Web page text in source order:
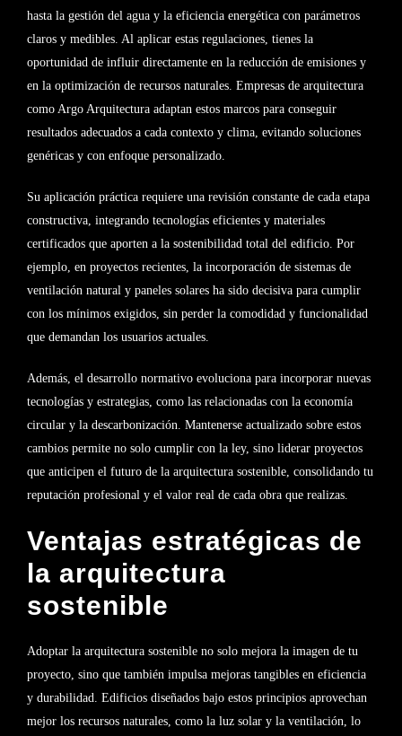
hasta la gestión del agua y la eficiencia energética con parámetros
claros y medibles. Al aplicar estas regulaciones, tienes la
oportunidad de influir directamente en la reducción de emisiones y
en la optimización de recursos naturales. Empresas de arquitectura
como Argo Arquitectura adaptan estos marcos para conseguir
resultados adecuados a cada contexto y clima, evitando soluciones
genéricas y con enfoque personalizado.
Su aplicación práctica requiere una revisión constante de cada etapa
constructiva, integrando tecnologías eficientes y materiales
certificados que aporten a la sostenibilidad total del edificio. Por
ejemplo, en proyectos recientes, la incorporación de sistemas de
ventilación natural y paneles solares ha sido decisiva para cumplir
con los mínimos exigidos, sin perder la comodidad y funcionalidad
que demandan los usuarios actuales.
Además, el desarrollo normativo evoluciona para incorporar nuevas
tecnologías y estrategias, como las relacionadas con la economía
circular y la descarbonización. Mantenerse actualizado sobre estos
cambios permite no solo cumplir con la ley, sino liderar proyectos
que anticipen el futuro de la arquitectura sostenible, consolidando tu
reputación profesional y el valor real de cada obra que realizas.
Ventajas estratégicas de
la arquitectura
sostenible
Adoptar la arquitectura sostenible no solo mejora la imagen de tu
proyecto, sino que también impulsa mejoras tangibles en eficiencia
y durabilidad. Edificios diseñados bajo estos principios aprovechan
mejor los recursos naturales, como la luz solar y la ventilación, lo